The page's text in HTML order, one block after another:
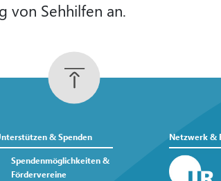
von Sehhilfen an.
& Spenden
Spendenmöglichkeiten &
Fördervereine
Netzwerk &